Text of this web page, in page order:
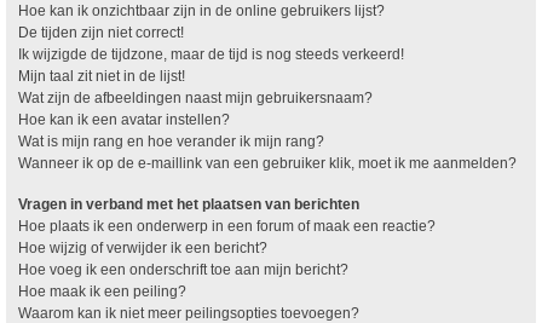
Hoe kan ik onzichtbaar zijn in de online gebruikers lijst?
De tijden zijn niet correct!
Ik wijzigde de tijdzone, maar de tijd is nog steeds verkeerd!
Mijn taal zit niet in de lijst!
Wat zijn de afbeeldingen naast mijn gebruikersnaam?
Hoe kan ik een avatar instellen?
Wat is mijn rang en hoe verander ik mijn rang?
Wanneer ik op de e-maillink van een gebruiker klik, moet ik me aanmelden?
Vragen in verband met het plaatsen van berichten
Hoe plaats ik een onderwerp in een forum of maak een reactie?
Hoe wijzig of verwijder ik een bericht?
Hoe voeg ik een onderschrift toe aan mijn bericht?
Hoe maak ik een peiling?
Waarom kan ik niet meer peilingsopties toevoegen?